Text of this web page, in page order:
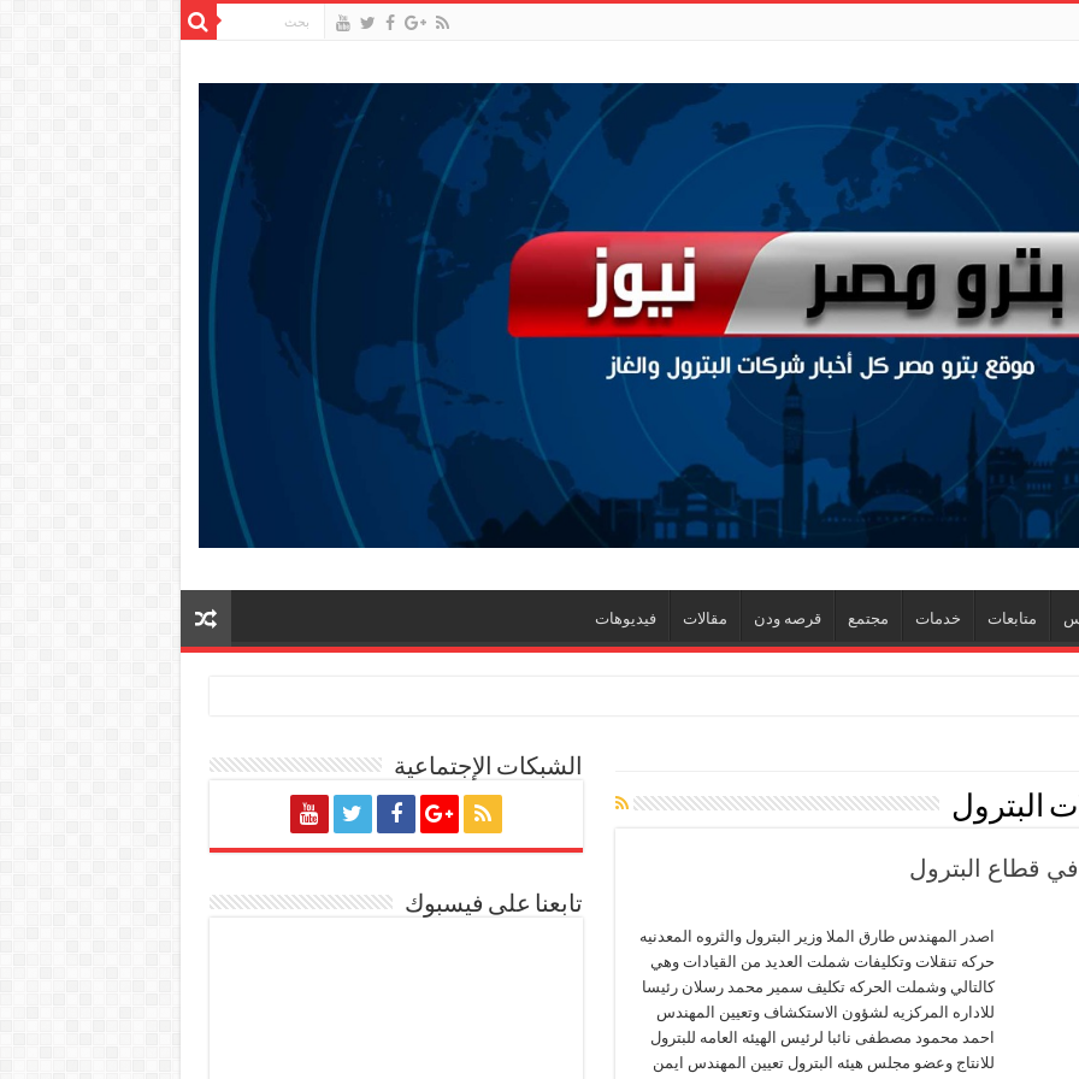
متابعات خدمات مجتمع قرصه ودن مقالات فيديوهات
العالمية آليات تنفيذ مذكرة التفاهم لربط اكتشافات الشركة في قبرص بالبنية التحتية المصرية
البترول
في قطاع البترول
اصدر المهندس طارق الملا وزير البترول والثروه المعدنيه
حركه تنقلات وتكليفات شملت العديد من القيادات وهي
كالتالي وشملت الحركه تكليف سمير محمد رسلان رئيسا
للاداره المركزيه لشؤون الاستكشاف وتعيين المهندس
احمد محمود مصطفى نائبا لرئيس الهيئه العامه للبترول
للانتاج وعضو مجلس هيئه البترول تعيين المهندس ايمن
الشبكات الإجتماعية
تابعنا على فيسبوك